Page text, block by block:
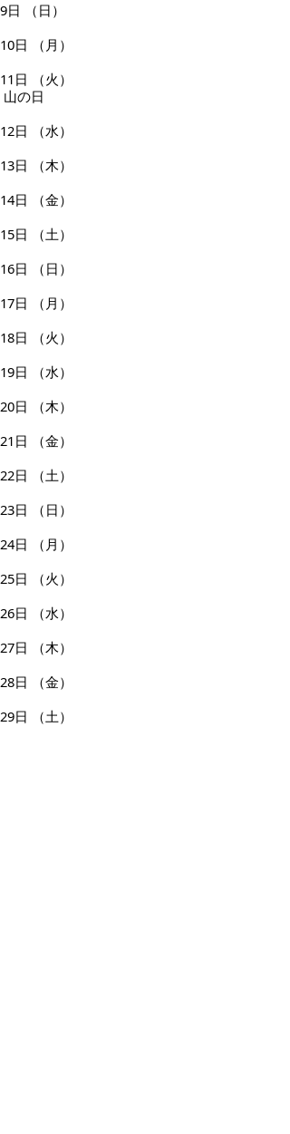
9日
（日）
10日
（月）
11日
（火）
山の日
12日
（水）
13日
（木）
14日
（金）
15日
（土）
16日
（日）
17日
（月）
18日
（火）
19日
（水）
20日
（木）
21日
（金）
22日
（土）
23日
（日）
24日
（月）
25日
（火）
26日
（水）
27日
（木）
28日
（金）
29日
（土）